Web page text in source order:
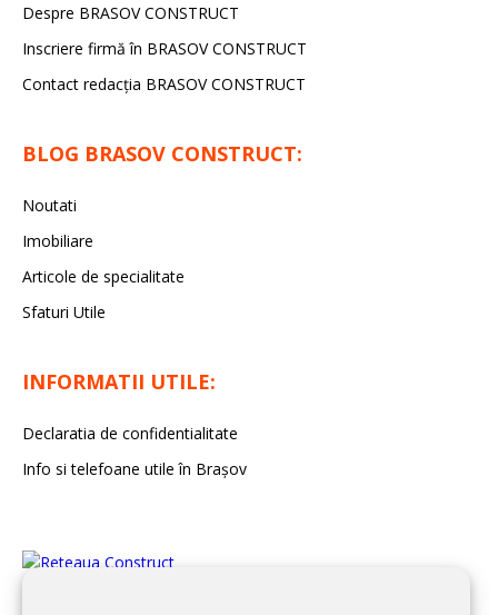
Despre BRASOV CONSTRUCT
Inscriere firmă în BRASOV CONSTRUCT
Contact redacţia BRASOV CONSTRUCT
BLOG BRASOV CONSTRUCT:
Noutati
Imobiliare
Articole de specialitate
Sfaturi Utile
INFORMATII UTILE:
Declaratia de confidentialitate
Info si telefoane utile în Braşov